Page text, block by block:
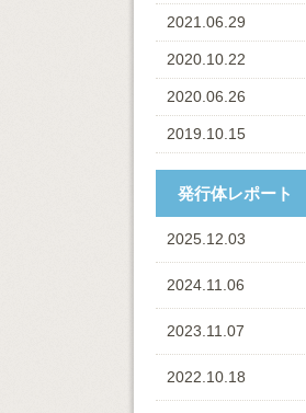
2021.06.29
2020.10.22
2020.06.26
2019.10.15
発行体レポート
2025.12.03
2024.11.06
2023.11.07
2022.10.18